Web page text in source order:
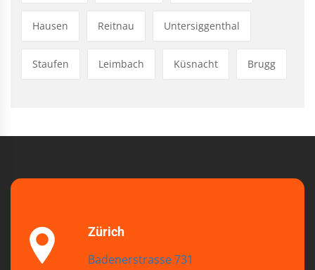
Hausen Reitnau Untersiggenthal
Staufen Leimbach Küsnacht Brugg
Zürich
Badenerstrasse 731